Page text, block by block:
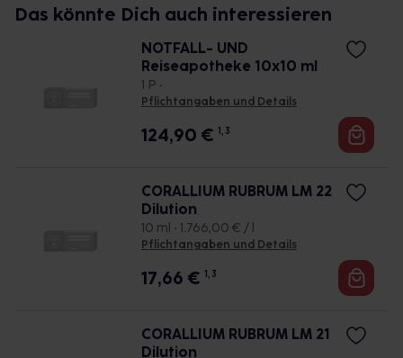
Das könnte Dich auch interessieren
NOTFALL- UND
Reiseapotheke 10x10 ml
1 P •
Pflichtangaben und Details
124,90 € 1, 3
CORALLIUM RUBRUM LM 22
Dilution
10 ml • 1.766,00 € / l
Pflichtangaben und Details
17,66 € 1, 3
CORALLIUM RUBRUM LM 21
Dilution